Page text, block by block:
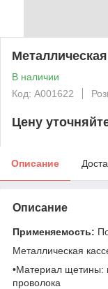
В наличии
Код: А001622
Цену
Описание
Описание
Применяемость:
Металлическая
•Материал щетины:
проволока